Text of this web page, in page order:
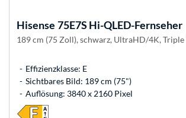
Hisense 75E7S Hi-QLED-Fernseher
189 cm (75 Zoll), schwarz, UltraHD/4K, Triple
Effizienzklasse: E
Sichtbares Bild: 189 cm (75")
Auflösung: 3840 x 2160 Pixel